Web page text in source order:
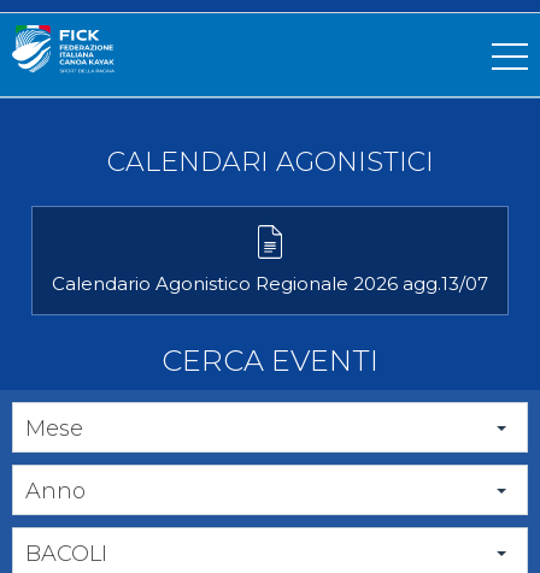
CALENDARI AGONISTICI
Calendario Agonistico Regionale 2026 agg.13/07
CERCA EVENTI
Mese
Anno
BACOLI